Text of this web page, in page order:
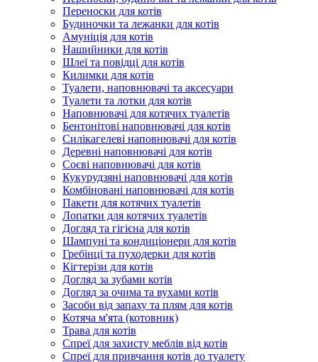
Переноски для котів
Будиночки та лежанки для котів
Амуніція для котів
Нашийники для котів
Шлеї та повідці для котів
Килимки для котів
Туалети, наповнювачі та аксесуари
Туалети та лотки для котів
Наповнювачі для котячих туалетів
Бентонітові наповнювачі для котів
Силікагелеві наповнювачі для котів
Деревні наповнювачі для котів
Соєві наповнювачі для котів
Кукурудзяні наповнювачі для котів
Комбіновані наповнювачі для котів
Пакети для котячих туалетів
Лопатки для котячих туалетів
Догляд та гігієна для котів
Шампуні та кондиціонери для котів
Гребінці та пуходерки для котів
Кігтерізи для котів
Догляд за зубами котів
Догляд за очима та вухами котів
Засоби від запаху та плям для котів
Котяча м'ята (котовник)
Трава для котів
Спреї для захисту меблів від котів
Спреї для привчання котів до туалету